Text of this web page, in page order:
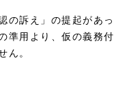
の訴え」の提起があ
準用より、仮の義務
ん。